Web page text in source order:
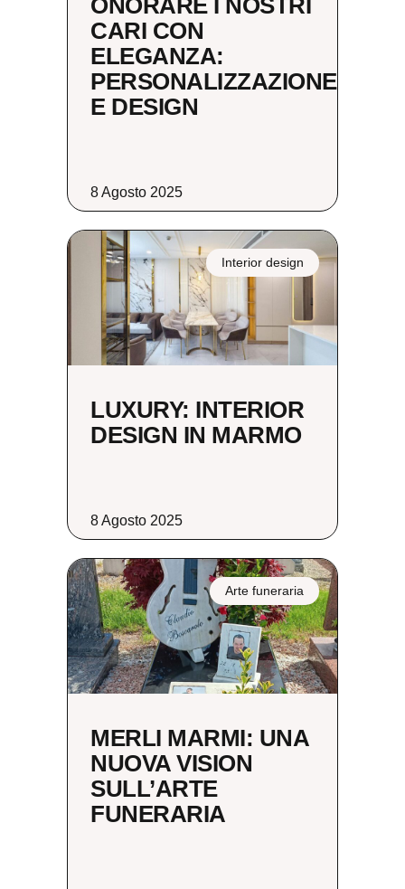
CARI CON
ELEGANZA:
PERSONALIZZAZIONE
E DESIGN
8 Agosto 2025
Interior design
LUXURY: INTERIOR
DESIGN IN MARMO
8 Agosto 2025
Arte funeraria
MERLI MARMI: UNA
NUOVA VISION
SULL’ARTE
FUNERARIA